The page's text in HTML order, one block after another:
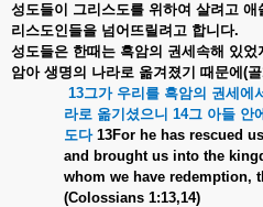
성도들이
그리스도를 위하여 살려고 애
리스도인들을 넘어뜨릴려고 합니다.
성도들은 한때는 흑암의 권세속해 있었
암아 생명의 나라로 옮겨졌기 때문에 (골
13그가 우리를 흑암의 권세에
라로 옮기셨으니 14그 아들 안
도다 13For he has rescued
and brought us into the
whom we have redemption,
(Colossians 1:13,14)